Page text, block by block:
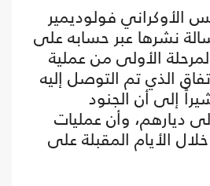
الأوكراني فولوديمير
نشرها عبر حسابه على
الأولى من عملية
الذي تم التوصل إليه
إلى أن الجنود
ديارهم، وأن عمليات
الأيام المقبلة على